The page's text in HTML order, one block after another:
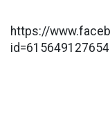
https://